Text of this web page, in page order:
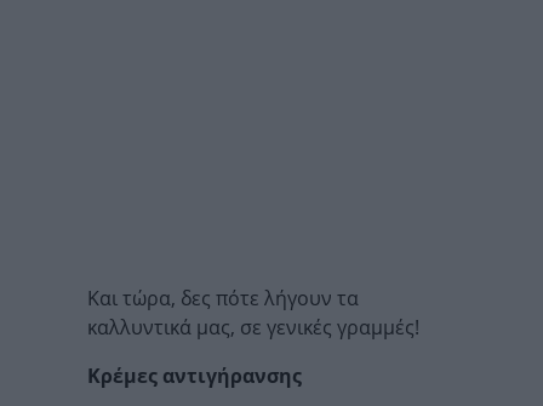
Και τώρα, δες πότε λήγουν τα
καλλυντικά μας, σε γενικές γραμμές!
Κρέμες αντιγήρανσης